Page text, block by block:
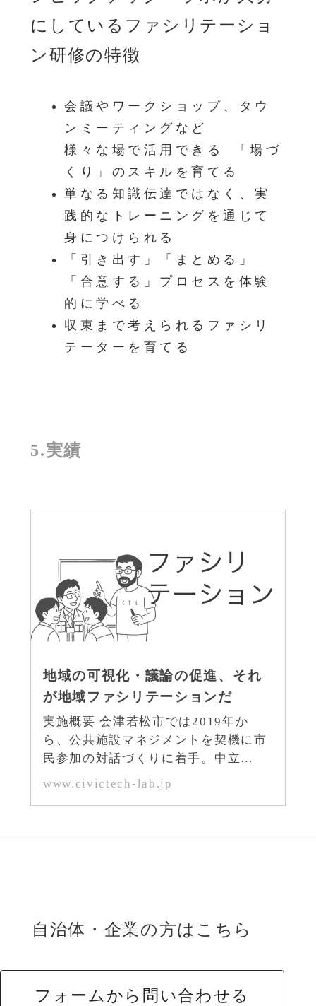
にしているファシリテーショ
ン研修の特徴
会議やワークショップ、タウ
ンミーティングなど
様々な場で活用できる 「場づ
くり」のスキルを育てる
単なる知識伝達ではなく、実
践的なトレーニングを通じて
身につけられる
「引き出す」「まとめる」
「合意する」プロセスを体験
的に学べる
収束まで考えられるファシリ
テーターを育てる
5.実績
地域の可視化・議論の促進、それ
が地域ファシリテーションだ
実施概要 会津若松市では2019年か
ら、公共施設マネジメントを契機に市
民参加の対話づくりに着手。中立…
www.civictech-lab.jp
自治体・企業の方はこちら
フォームから問い合わせる